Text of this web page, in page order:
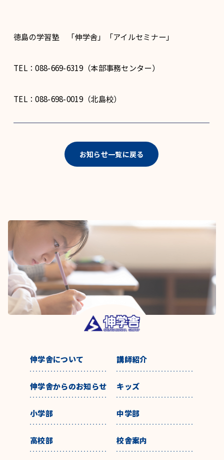
徳島の学習塾 「伸学舎」「アイルセミナー」
TEL：088-669-6319（本部事務センター）
TEL：088-698-0019（北島校）
お知らせ一覧に戻る
伸学舎について 講師紹介
伸学舎からのお知らせ キッズ
小学部 中学部
高校部 校舎案内